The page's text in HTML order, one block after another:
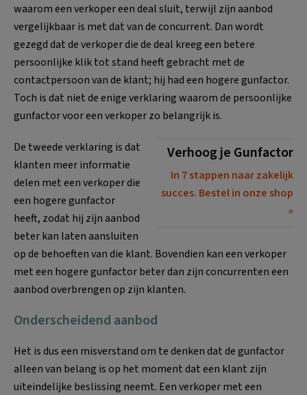
waarom een verkoper een deal sluit, terwijl zijn aanbod
vergelijkbaar is met dat van de concurrent. Dan wordt
gezegd dat de verkoper die de deal kreeg een betere
persoonlijke klik tot stand heeft gebracht met de
contactpersoon van de klant; hij had een hogere gunfactor.
Toch is dat niet de enige verklaring waarom de persoonlijke
gunfactor voor een verkoper zo belangrijk is.
Verhoog je Gunfactor
In 7 stappen naar zakelijk
succes. Bestel in onze shop
De tweede verklaring is dat
klanten meer informatie
delen met een verkoper die
een hogere gunfactor
heeft, zodat hij zijn aanbod
beter kan laten aansluiten
op de behoeften van die klant. Bovendien kan een verkoper
met een hogere gunfactor beter dan zijn concurrenten een
aanbod overbrengen op zijn klanten.
Onderscheidend aanbod
Het is dus een misverstand om te denken dat de gunfactor
alleen van belang is op het moment dat een klant zijn
uiteindelijke beslissing neemt. Een verkoper met een